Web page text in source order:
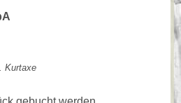
Kurtaxe